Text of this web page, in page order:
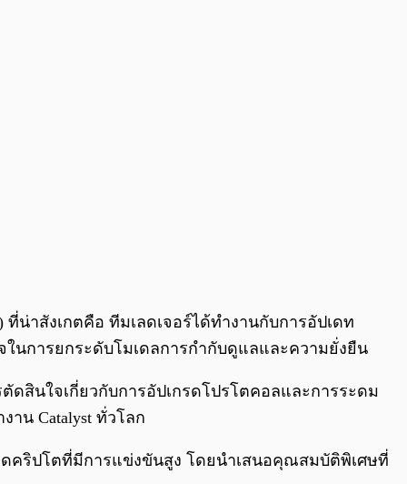
น่าสังเกตคือ ทีมเลดเจอร์ได้ทำงานกับการอัปเดท
จในการยกระดับโมเดลการกำกับดูแลและความยั่งยืน
ดสินใจเกี่ยวกับการอัปเกรดโปรโตคอลและการระดม
น Catalyst ทั่วโลก
ดคริปโตที่มีการแข่งขันสูง โดยนำเสนอคุณสมบัติพิเศษที่